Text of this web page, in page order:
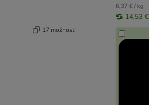
17 možnosti
6,37 € / kg
14,53 €